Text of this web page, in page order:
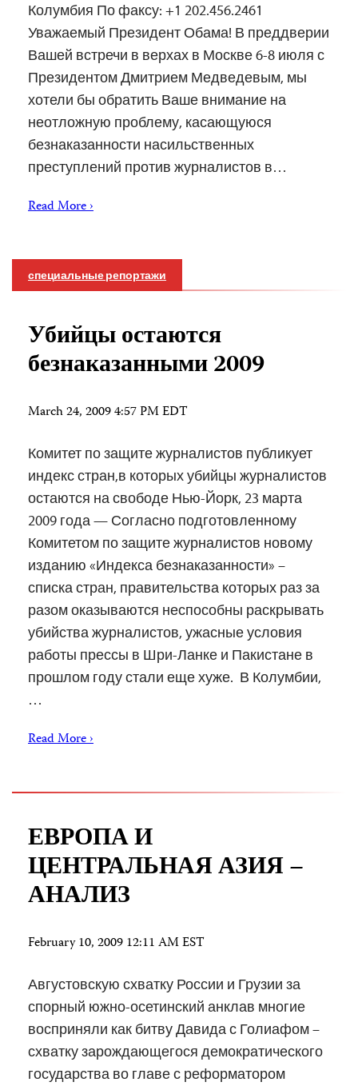
Колумбия По факсу: +1 202.456.2461
Уважаемый Президент Обама! В преддверии
Вашей встречи в верхах в Москве 6-8 июля с
Президентом Дмитрием Медведевым, мы
хотели бы обратить Ваше внимание на
неотложную проблему, касающуюся
безнаказанности насильственных
преступлений против журналистов в…
Read More ›
специальные репортажи
Убийцы остаются
безнаказанными 2009
March 24, 2009 4:57 PM EDT
Комитет по защите журналистов публикует
индекс стран,в которых убийцы журналистов
остаются на свободе Нью-Йорк, 23 марта
2009 года — Согласно подготовленному
Комитетом по защите журналистов новому
изданию «Индекса безнаказанности» –
списка стран, правительства которых раз за
разом оказываются неспособны раскрывать
убийства журналистов, ужасные условия
работы прессы в Шри-Ланке и Пакистане в
прошлом году стали еще хуже. В Колумбии,
…
Read More ›
ЕВРОПА И
ЦЕНТРАЛЬНАЯ АЗИЯ –
АНАЛИЗ
February 10, 2009 12:11 AM EST
Августовскую схватку России и Грузии за
спорный южно-осетинский анклав многие
восприняли как битву Давида с Голиафом –
схватку зарождающегося демократического
государства во главе с реформатором